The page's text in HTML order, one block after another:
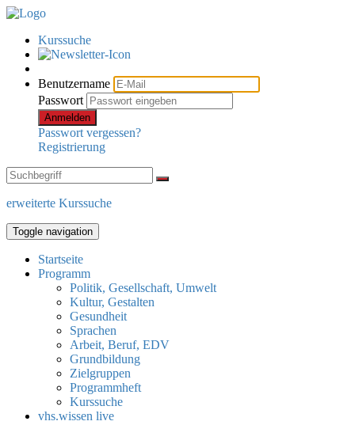
Kurssuche
Benutzername
Passwort
Anmelden
Passwort vergessen?
Registrierung
erweiterte Kurssuche
Toggle navigation
Startseite
Programm
Politik, Gesellschaft, Umwelt
Kultur, Gestalten
Gesundheit
Sprachen
Arbeit, Beruf, EDV
Grundbildung
Zielgruppen
Programmheft
Kurssuche
vhs.wissen live